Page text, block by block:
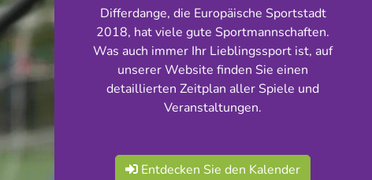
Differdange, die Europäische Sportstadt
2018, hat viele gute Sportmannschaften.
Was auch immer Ihr Lieblingssport ist, auf
unserer Website finden Sie einen
detaillierten Zeitplan aller Spiele und
Veranstaltungen.
Entdecken Sie den Kalender